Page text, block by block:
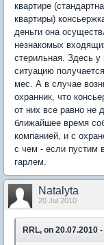
квартире
квартиры)
деньги она
незнакомых
стерильная. Здесь у
ситуацию
мес. А в случае
охранник, что
от них все равно не
ближайшее время
компанией, и с
с чем - если пустим
гарлем.
Natalyta
20 Jul 2010
RRL, on 20.07.2010